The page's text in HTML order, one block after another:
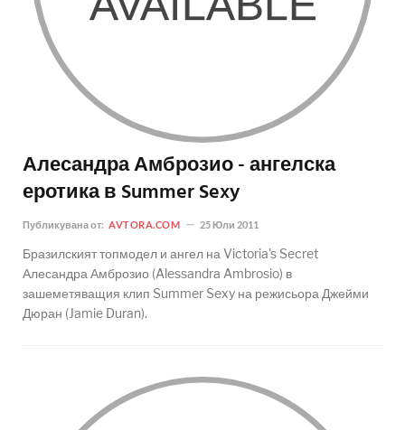
Алесандра Амброзио - ангелска
еротика в Summer Sexy
Публикувана от: AVTORA.COM 25 Юли 2011
Бразилският топмодел и ангел на Victoria's Secret
Алесандра Амброзио (Alessandra Ambrosio) в
зашеметяващия клип Summer Sexy на режисьора Джейми
Дюран (Jamie Duran).